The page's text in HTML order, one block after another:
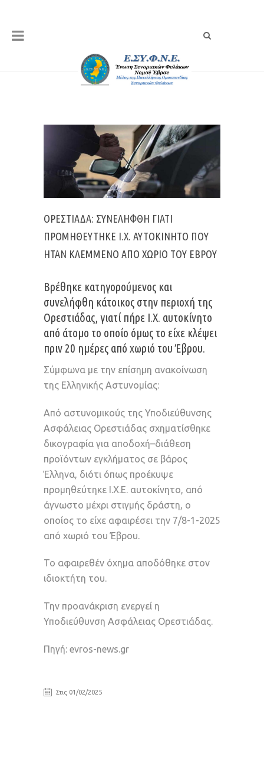
ΟΡΕΣΤΙΆΔΑ: ΣΥΝΕΛΉΦΘΗ ΓΙΑΤΊ
ΠΡΟΜΗΘΕΎΤΗΚΕ Ι.Χ. ΑΥΤΟΚΊΝΗΤΟ ΠΟΥ
ΉΤΑΝ ΚΛΕΜΜΈΝΟ ΑΠΌ ΧΩΡΙΌ ΤΟΥ ΈΒΡΟΥ
Βρέθηκε κατηγορούμενος και
συνελήφθη κάτοικος στην περιοχή της
Ορεστιάδας, γιατί πήρε Ι.Χ. αυτοκίνητο
από άτομο το οποίο όμως το είχε κλέψει
πριν 20 ημέρες από χωριό του Έβρου.
Σύμφωνα με την επίσημη ανακοίνωση
της Ελληνικής Αστυνομίας:
Από αστυνομικούς της Υποδιεύθυνσης
Ασφάλειας Ορεστιάδας σχηματίσθηκε
δικογραφία για αποδοχή–διάθεση
προϊόντων εγκλήματος σε βάρος
Έλληνα, διότι όπως προέκυψε
προμηθεύτηκε Ι.Χ.Ε. αυτοκίνητο, από
άγνωστο μέχρι στιγμής δράστη, ο
οποίος το είχε αφαιρέσει την 7/8-1-2025
από χωριό του Έβρου.
Το αφαιρεθέν όχημα αποδόθηκε στον
ιδιοκτήτη του.
Την προανάκριση ενεργεί η
Υποδιεύθυνση Ασφάλειας Ορεστιάδας.
Πηγή: evros-news.gr
Στις 01/02/2025